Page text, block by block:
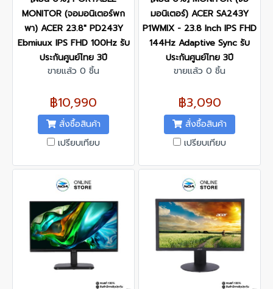
MONITOR (จอมอนิเตอร์พก
พา) ACER 23.8" PD243Y
Ebmiuux IPS FHD 100Hz รับ
ประกันศูนย์ไทย 3ปี
ขายแล้ว 0 ชิ้น
฿10,990
สั่งซื้อสินค้า
เปรียบเทียบ
มอนิเตอร์) ACER SA243Y
P1WMIX - 23.8 Inch IPS FHD
144Hz Adaptive Sync รับ
ประกันศูนย์ไทย 3ปี
ขายแล้ว 0 ชิ้น
฿3,090
สั่งซื้อสินค้า
เปรียบเทียบ